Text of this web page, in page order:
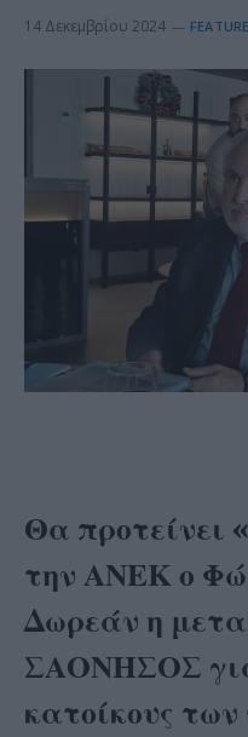
14 Δεκεμβρίου 2024
Θα προτείνει
την ΑΝΕΚ ο
Δωρεάν η
ΣΑΟΝΗΣΟΣ
κατοίκους των